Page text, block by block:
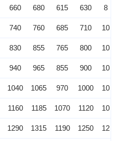
660 680 615 630 8
740 760 685 710 10
830 855 765 800 10
940 965 855 900 10
1040 1065 970 1000 10
1160 1185 1070 1120 10
1290 1315 1190 1250 12